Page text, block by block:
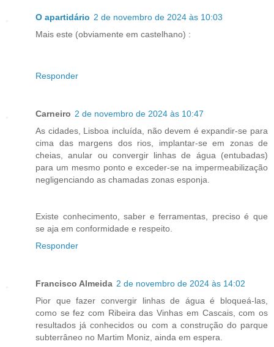
O apartidário 2 de novembro de 2024 às 10:03
Mais este (obviamente em castelhano) :
Responder
Carneiro 2 de novembro de 2024 às 10:47
As cidades, Lisboa incluída, não devem é expandir-se para
cima das margens dos rios, implantar-se em zonas de
cheias, anular ou convergir linhas de água (entubadas)
para um mesmo ponto e exceder-se na impermeabilização
negligenciando as chamadas zonas esponja.
Existe conhecimento, saber e ferramentas, preciso é que
se aja em conformidade e respeito.
Responder
Francisco Almeida 2 de novembro de 2024 às 14:02
Pior que fazer convergir linhas de água é bloqueá-las,
como se fez com Ribeira das Vinhas em Cascais, com os
resultados já conhecidos ou com a construção do parque
subterrâneo no Martim Moniz, ainda em espera.